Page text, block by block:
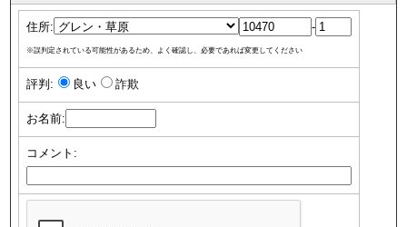
住所: -
※誤判定されている可能性があるため、よく確認し、必要であれば変更してください
評判: 良い 詐欺
お名前:
コメント: